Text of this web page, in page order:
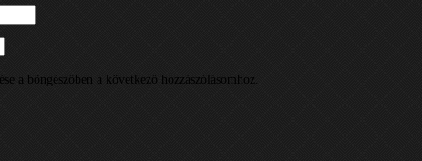
a böngészőben a következő hozzászólásomhoz.